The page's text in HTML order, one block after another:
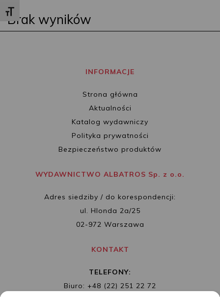
Toggle Font size
Brak wyników
INFORMACJE
Strona główna
Aktualności
Katalog wydawniczy
Polityka prywatności
Bezpieczeństwo produktów
WYDAWNICTWO ALBATROS Sp. z o.o.
Adres siedziby / do korespondencji:
ul. Hlonda 2a/25
02-972 Warszawa
KONTAKT
TELEFONY:
Biuro: +48 (22) 251 22 72